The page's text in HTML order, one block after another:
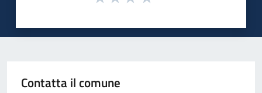
Contatta il comune